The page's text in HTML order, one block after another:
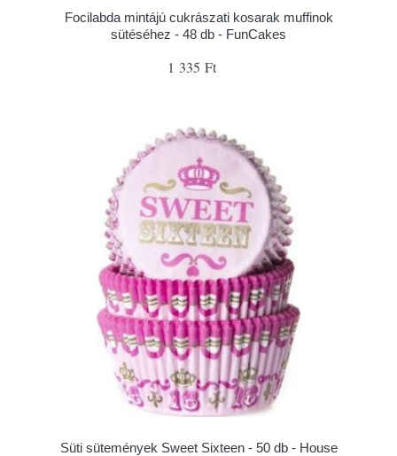
Focilabda mintájú cukrászati kosarak muffinok
sütéséhez - 48 db - FunCakes
1 335 Ft
Süti sütemények Sweet Sixteen - 50 db - House